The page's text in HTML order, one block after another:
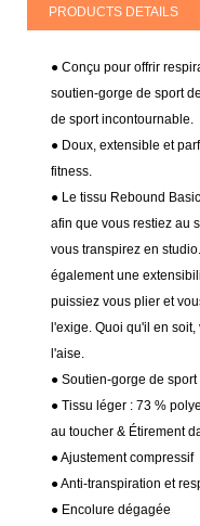
PRODUCTS DETAILS
● Conçu pour offrir
soutien-gorge de sport
de sport incontournable.
● Doux, extensible et
fitness.
● Le tissu Rebound
afin que vous restiez au
vous transpirez en
également une
puissiez vous plier et
l'exige. Quoi qu'il en
l'aise.
● Soutien-gorge de sport
● Tissu léger : 73 %
au toucher & Étirement
● Ajustement compressif
●Anti-transpiration et
● Encolure dégagée